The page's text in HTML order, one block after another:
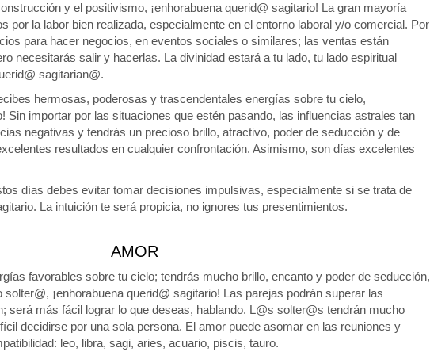
y el positivismo, ¡enhorabuena querid@ sagitario! La gran mayoría
por la labor bien realizada, especialmente en el entorno laboral y/o comercial. Por
para hacer negocios, en eventos sociales o similares; las ventas están
necesitarás salir y hacerlas. La divinidad estará a tu lado, tu lado espiritual
sagitarian@.
hermosas, poderosas y trascendentales energías sobre tu cielo,
Sin importar por las situaciones que estén pasando, las influencias astrales tan
negativas y tendrás un precioso brillo, atractivo, poder de seducción y de
resultados en cualquier confrontación. Asimismo, son días excelentes
días debes evitar tomar decisiones impulsivas, especialmente si se trata de
La intuición te será propicia, no ignores tus presentimientos.
AMOR
favorables sobre tu cielo; tendrás mucho brillo, encanto y poder de seducción,
¡enhorabuena querid@ sagitario! Las parejas podrán superar las
será más fácil lograr lo que deseas, hablando. L@s solter@s tendrán mucho
decidirse por una sola persona. El amor puede asomar en las reuniones y
leo, libra, sagi, aries, acuario, piscis, tauro.